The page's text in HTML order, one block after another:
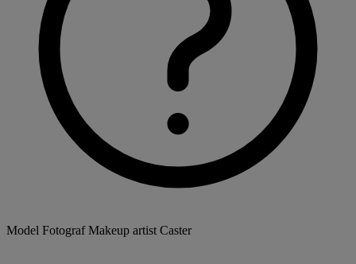
Model FotografMakeup artist Caster